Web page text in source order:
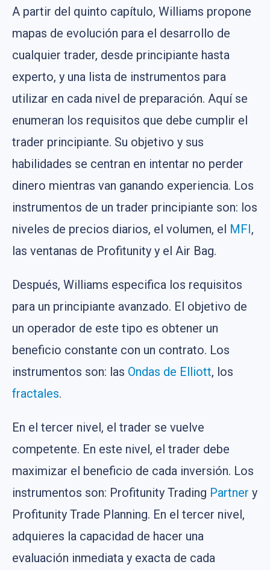
A partir del quinto capítulo, Williams propone
mapas de evolución para el desarrollo de
cualquier trader, desde principiante hasta
experto, y una lista de instrumentos para
utilizar en cada nivel de preparación. Aquí se
enumeran los requisitos que debe cumplir el
trader principiante. Su objetivo y sus
habilidades se centran en intentar no perder
dinero mientras van ganando experiencia. Los
instrumentos de un trader principiante son: los
niveles de precios diarios, el volumen, el MFI,
las ventanas de Profitunity y el Air Bag.
Después, Williams especifica los requisitos
para un principiante avanzado. El objetivo de
un operador de este tipo es obtener un
beneficio constante con un contrato. Los
instrumentos son: las Ondas de Elliott, los
fractales.
En el tercer nivel, el trader se vuelve
competente. En este nivel, el trader debe
maximizar el beneficio de cada inversión. Los
instrumentos son: Profitunity Trading Partner y
Profitunity Trade Planning. En el tercer nivel,
adquieres la capacidad de hacer una
evaluación inmediata y exacta de cada